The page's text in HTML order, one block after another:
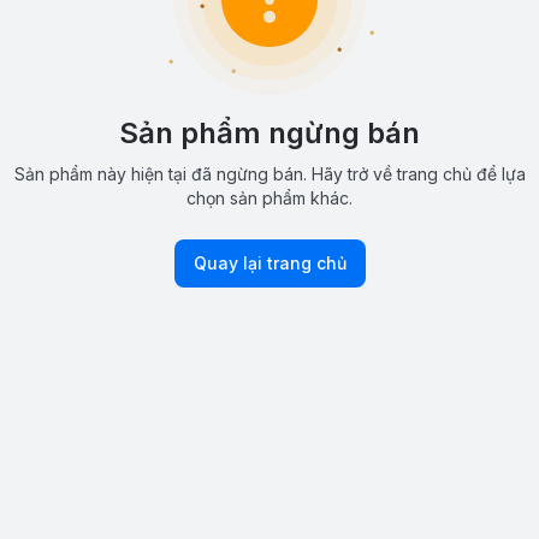
Sản phẩm ngừng bán
Sản phẩm này hiện tại đã ngừng bán. Hãy trở về trang chủ để lựa
chọn sản phẩm khác.
Quay lại trang chủ